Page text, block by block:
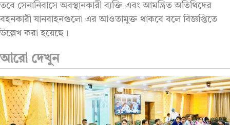
তবে সেনানিবাসে অবস্থানকারী ব্যক্তি এবং আমন্ত্রিত অতিথিদের
বহনকারী যানবাহনগুলো এর আওতামুক্ত থাকবে বলে বিজ্ঞপ্তিতে
উল্লেখ করা হয়েছে।
আরো দেখুন